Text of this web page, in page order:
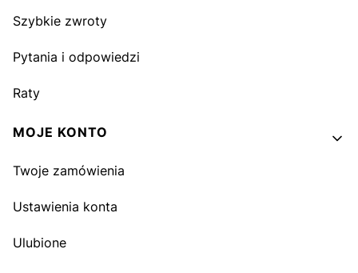
Szybkie zwroty
Pytania i odpowiedzi
Raty
MOJE KONTO
Twoje zamówienia
Ustawienia konta
Ulubione